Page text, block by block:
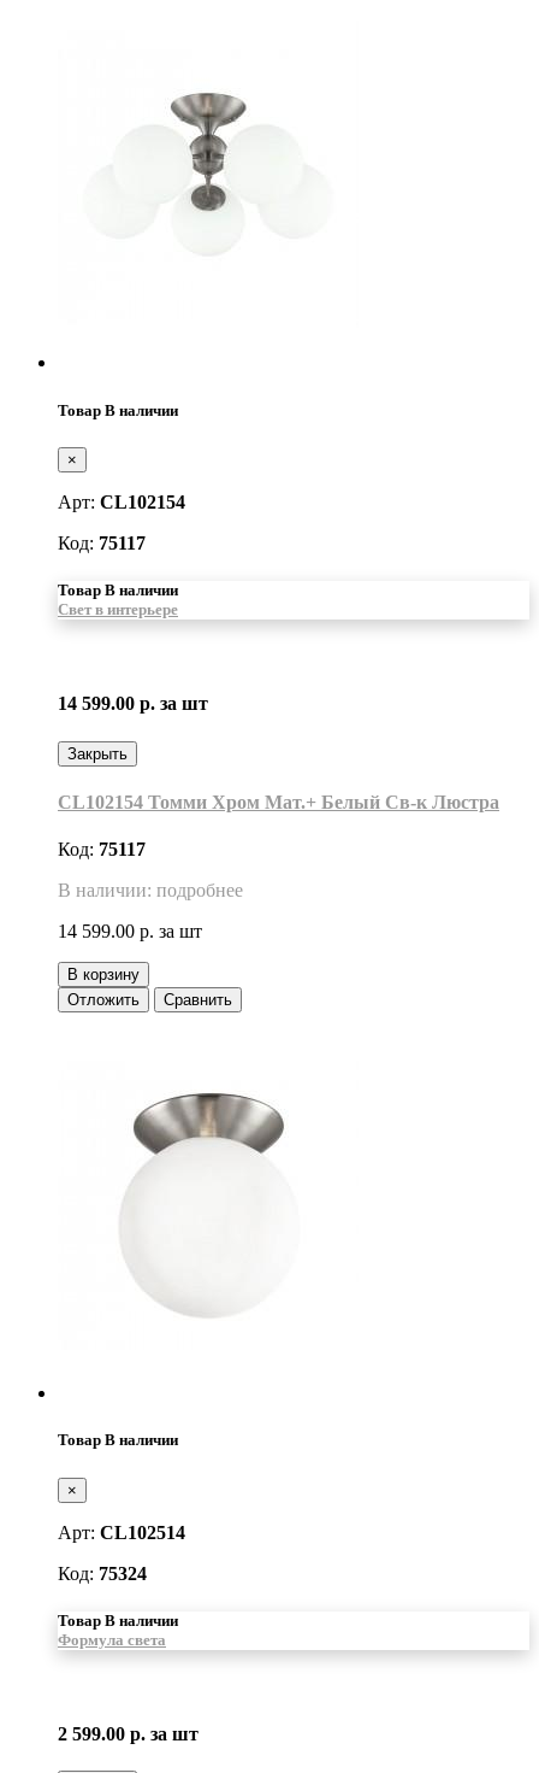
Товар В наличии
×
Арт: CL102154
Код: 75117
Товар В наличии
Свет в интерьере
14 599.00 р. за шт
Закрыть
CL102154 Томми Хром Мат.+ Белый Св-к Люстра
Код: 75117
В наличии: подробнее
14 599.00 р. за шт
В корзину
Отложить
Сравнить
Товар В наличии
×
Арт: CL102514
Код: 75324
Товар В наличии
Формула света
2 599.00 р. за шт